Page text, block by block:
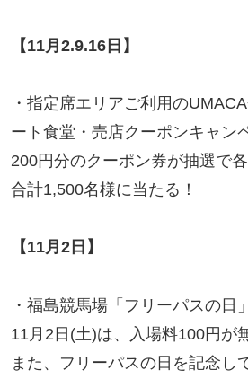
【11月2.9.16日】
・指定席エリアご利用の
ート食堂・売店クーポンキャン
200円分のクーポン券が抽選で
合計1,500名様に当たる！
【11月2日】
・福島競馬場「フリーパスの日」
11月2日(土)は、入場料100円が
また、フリーパスの日を記念し